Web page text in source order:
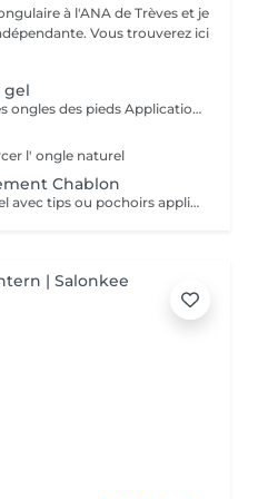
à l'ANA de Trèves et je
trouverez ici
gel
Nettoyage des pieds Coupe des ongles des pieds Application de gel, qu'il soit coloré , en french ou en version transparente Dure 2-3 mois
l' ongle naturel
Chablon
renforcement de l'ongle naturel avec tips ou pochoirs application french ou couleur